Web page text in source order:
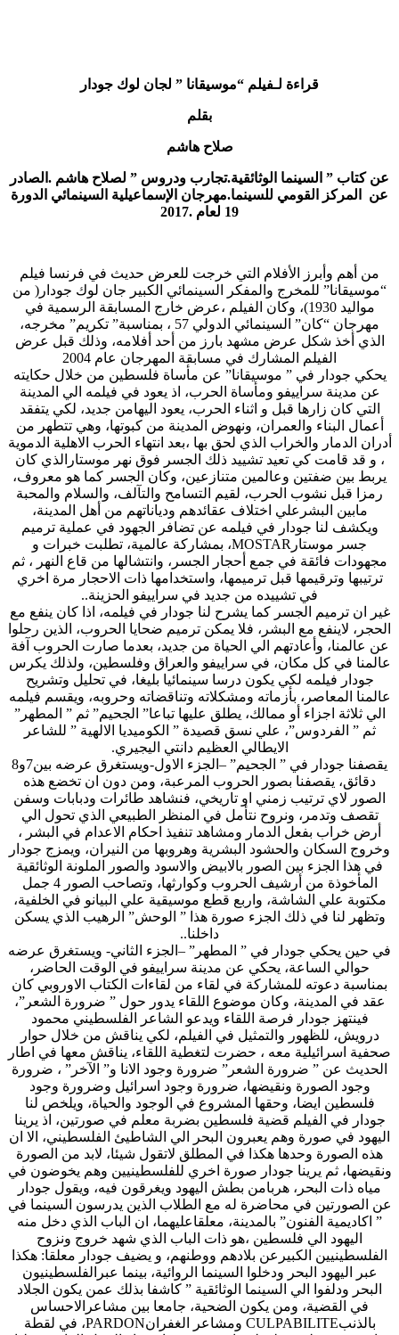
قراءة لـفيلم “موسيقانا ” لجان لوك جودار
بقلم
صلاح هاشم
عن كتاب ” السينما الوثائقية.تجارب ودروس ” لصلاح هاشم .الصادر
عن المركز القومي للسينما.مهرجان الإسماعيلية السينمائي الدورة
19 لعام .2017
من أهم وأبرز الأفلام التي خرجت للعرض حديث في فرنسا فيلم
“موسيقانا” للمخرج والمفكر السينمائي الكبير جان لوك جودار( من
مواليد 1930)، وكان الفيلم ،عرض خارج المسابقة الرسمية في
مهرجان “كان” السينمائي الدولي 57 ، بمناسبة” تكريم” مخرجه،
الذي أخذ شكل عرض مشهد بارز من أحد أفلامه، وذلك قبل عرض
الفيلم المشارك في مسابقة المهرجان عام 2004
يحكي جودار في ” موسيقانا” عن مأساة فلسطين من خلال حكايته
عن مدينة سراييفو ومأساة الحرب، اذ يعود في فيلمه الي المدينة
التي كان زارها قبل و اثناء الحرب، يعود اليهامن جديد، لكي يتفقد
أعمال البناء والعمران، ونهوض المدينة من كبوتها، وهي تتطهر من
أدران الدمار والخراب الذي لحق بها ،بعد انتهاء الحرب الاهلية الدموية
، و قد قامت كي تعيد تشييد ذلك الجسر فوق نهر موستارالذي كان
يربط بين ضفتين وعالمين متنازعين، وكان الجسر كما هو معروف،
رمزا قبل نشوب الحرب، لقيم التسامح والتآلف، والسلام والمحبة
مابين البشرعلي اختلاف عقائدهم ودياناتهم من أهل المدينة،
ويكشف لنا جودار في فيلمه عن تضافر الجهود في عملية ترميم
جسر موستارMOSTAR، بمشاركة عالمية، تطلبت خبرات و
مجهودات فائقة في جمع أحجار الجسر، وانتشالها من قاع النهر ، ثم
ترتيبها وترقيمها قبل ترميمها، واستخدامها ذات الاحجار مرة اخري
في تشييده من جديد في سراييفو الحزينة..
غير ان ترميم الجسر كما يشرح لنا جودار في فيلمه، اذا كان ينفع مع
الحجر، لاينفع مع البشر، فلا يمكن ترميم ضحايا الحروب، الذين رحلوا
عن عالمنا، وأعادتهم الي الحياة من جديد، بعدما صارت الحروب آفة
عالمنا في كل مكان، في سراييفو والعراق وفلسطين، ولذلك يكرس
جودار فيلمه لكي يكون درسا سينمائيا بليغا، في تحليل وتشريح
عالمنا المعاصر، بأزماته ومشكلاته وتناقضاته وحروبه، ويقسم فيلمه
الي ثلاثة اجزاء أو ممالك، يطلق عليها تباعا” الجحيم” ثم ” المطهر”
ثم ” الفردوس”، علي نسق قصيدة ” الكوميديا الالهية ” للشاعر
الايطالي العظيم دانتي اليجيري.
يقصفنا جودار في ” الجحيم” –الجزء الاول-ويستغرق عرضه بين7و8
دقائق، يقصفنا بصور الحروب المرعبة، ومن دون ان تخضع هذه
الصور لاي ترتيب زمني او تاريخي، فنشاهد طائرات ودبابات وسفن
تقصف وتدمر، ونروح نتأمل في المنظر الطبيعي الذي تحول الي
أرض خراب بفعل الدمار ومشاهد تنفيذ احكام الاعدام في البشر ،
وخروج السكان والحشود البشرية وهروبها من النيران، ويمزج جودار
في هذا الجزء بين الصور بالابيض والاسود والصور الملونة الوثائقية
المأخوذة من أرشيف الحروب وكوارثها، وتصاحب الصور 4 جمل
مكتوبة علي الشاشة، واربع قطع موسيقية علي البيانو في الخلفية،
وتظهر لنا في ذلك الجزء صورة هذا ” الوحش” الرهيب الذي يسكن
داخلنا..
في حين يحكي جودار في ” المطهر” –الجزء الثاني- ويستغرق عرضه
حوالي الساعة، يحكي عن مدينة سراييفو في الوقت الحاضر،
بمناسبة دعوته للمشاركة في لقاء من لقاءات الكتاب الاوروبي كان
عقد في المدينة، وكان موضوع اللقاء يدور حول ” ضرورة الشعر”،
فينتهز جودار فرصة اللقاء ويدعو الشاعر الفلسطيني محمود
درويش، للظهور والتمثيل في الفيلم، لكي يناقش من خلال حوار
صحفية اسرائيلية معه ، حضرت لتغطية اللقاء، يناقش معها في اطار
الحديث عن ” ضرورة الشعر” ضرورة وجود الانا و” الآخر” ، ضرورة
وجود الصورة ونقيضها، ضرورة وجود اسرائيل وضرورة وجود
فلسطين ايضا، وحقها المشروع في الوجود والحياة، ويلخص لنا
جودار في الفيلم قضية فلسطين بضربة معلم في صورتين، اذ يرينا
اليهود في صورة وهم يعبرون البحر الي الشاطيئ الفلسطيني، الا ان
هذه الصورة وحدها هكذا في المطلق لاتقول شيئا، لابد من الصورة
ونقيضها، ثم يرينا جودار صورة اخري للفلسطينيين وهم يخوضون في
مياه ذات البحر، هربامن بطش اليهود ويغرقون فيه، ويقول جودار
عن الصورتين في محاضرة له مع الطلاب الذين يدرسون السينما في
” اكاديمية الفنون” بالمدينة، معلقاعليهما، ان الباب الذي دخل منه
اليهود الي فلسطين ،هو ذات الباب الذي شهد خروج ونزوح
الفلسطينيين الكبيرعن بلادهم ووطنهم، و يضيف جودار معلقا: هكذا
عبر اليهود البحر ودخلوا السينما الروائية، بينما عبرالفلسطينيون
البحر ودلفوا الي السينما الوثائقية ” كاشفا بذلك عمن يكون الجلاد
في القضية، ومن يكون الضحية، جامعا بين مشاعرالاحساس
بالذنبCULPABILITE ومشاعر الغفرانPARDON، في لقطة